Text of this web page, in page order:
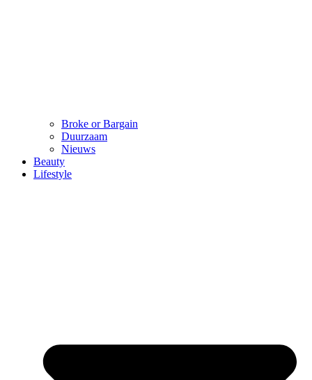
Broke or Bargain
Duurzaam
Nieuws
Beauty
Lifestyle